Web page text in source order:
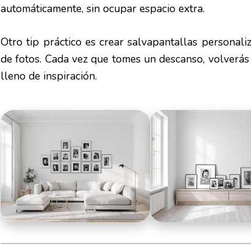
automáticamente, sin ocupar espacio extra.
Otro tip práctico es crear salvapantallas
de fotos. Cada vez que tomes un descanso,
lleno de inspiración.